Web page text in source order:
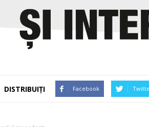
DISTRIBUIȚI Facebook